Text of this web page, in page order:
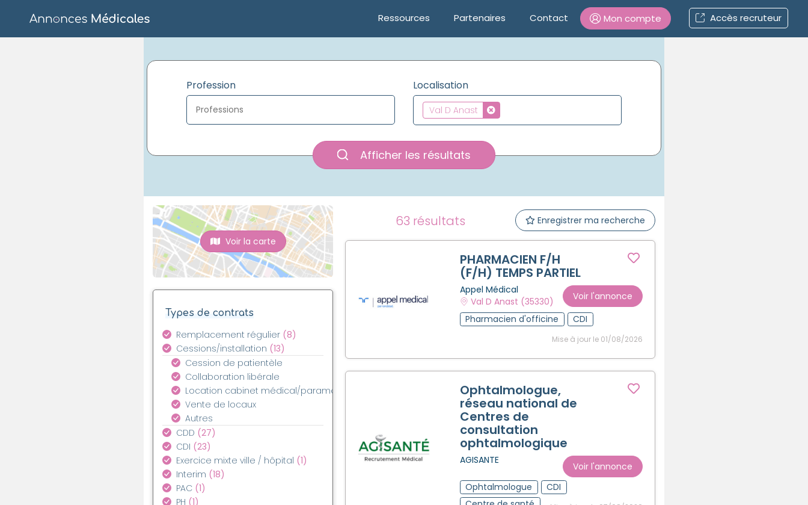
Ressources Partenaires Contact Mon compte Accès recruteur
Se connecter avec Facebook
Se connecter avec LinkedIn
Profession Localisation
Val D Anast
Afficher les résultats
Voir la carte
Types de contrats
Remplacement régulier (8)
Cessions/installation (13)
Cession de patientèle
Collaboration libérale
Location cabinet médical/paramédical
Vente de locaux
Autres
CDD (27)
CDI (23)
Exercice mixte ville / hôpital (1)
Interim (18)
PAC (1)
PH (1)
63 résultats Enregistrer ma recherche
PHARMACIEN F/H
(F/H) TEMPS PARTIEL
Appel Médical
Val D Anast (35330)
Voir l'annonce
Pharmacien d'officine
CDI
Mise à jour le 01/08/2026
Ophtalmologue,
réseau national de
Centres de
consultation
ophtalmologique
AGISANTE
Voir l'annonce
Ophtalmologue
CDI